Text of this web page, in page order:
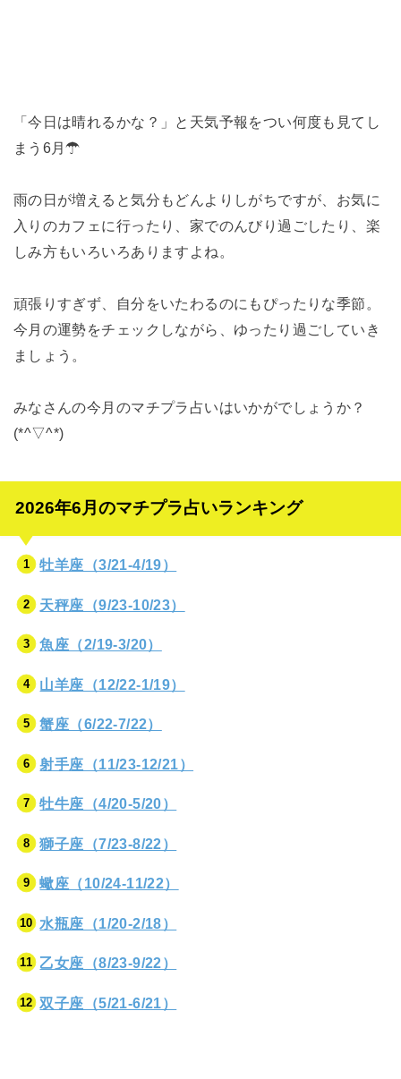
「今日は晴れるかな？」と天気予報をつい何度も見てし
まう6月☂
雨の日が増えると気分もどんよりしがちですが、お気に
入りのカフェに行ったり、家でのんびり過ごしたり、楽
しみ方もいろいろありますよね。
頑張りすぎず、自分をいたわるのにもぴったりな季節。
今月の運勢をチェックしながら、ゆったり過ごしていき
ましょう。
みなさんの今月のマチプラ占いはいかがでしょうか？
(*^▽^*)
2026年6月のマチプラ占いランキング
牡羊座（3/21-4/19）
天秤座（9/23-10/23）
魚座（2/19-3/20）
山羊座（12/22-1/19）
蟹座（6/22-7/22）
射手座（11/23-12/21）
牡牛座（4/20-5/20）
獅子座（7/23-8/22）
蠍座（10/24-11/22）
水瓶座（1/20-2/18）
乙女座（8/23-9/22）
双子座（5/21-6/21）